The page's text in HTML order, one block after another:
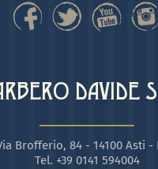
DAVIDE
Brofferio, 84 - 14100 Asti -
Tel. +39 0141 594004